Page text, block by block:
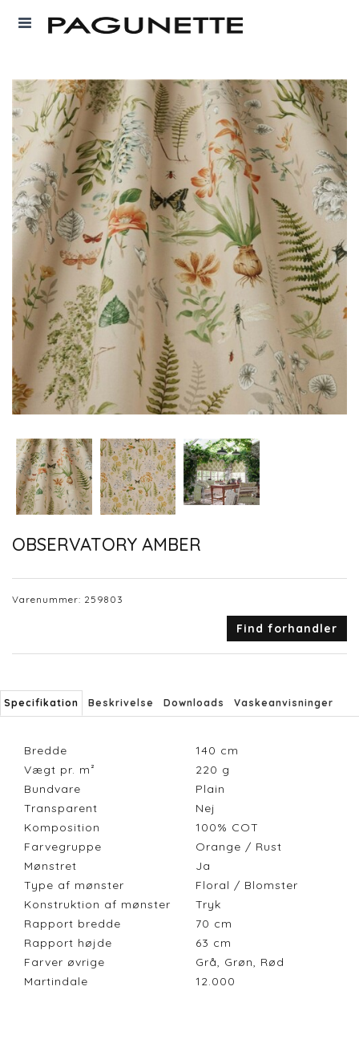
OBSERVATORY AMBER
Varenummer: 259803
Find forhandler
Specifikation Beskrivelse Downloads Vaskeanvisninger
Bredde 140 cm
Vægt pr. m²
220 g
Bundvare
Plain
Transparent
Nej
Komposition
100% COT
Farvegruppe
Orange / Rust
Mønstret
Ja
Type af mønster
Floral / Blomster
Konstruktion af mønster
Tryk
Rapport bredde
70 cm
Rapport højde
63 cm
Farver øvrige
Grå, Grøn, Rød
Martindale
12.000